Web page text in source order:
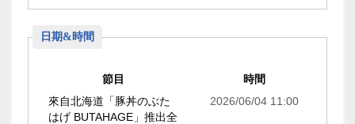
日期&時間
節目
時間
來自北海道「豚丼のぶた
はげ BUTAHAGE」推出全
2026/06/04 11:00